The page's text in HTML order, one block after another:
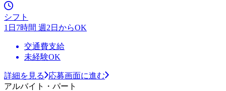
シフト
1日7時間 週2日からOK
交通費支給
未経験OK
詳細を見る
応募画面に進む
アルバイト・パート